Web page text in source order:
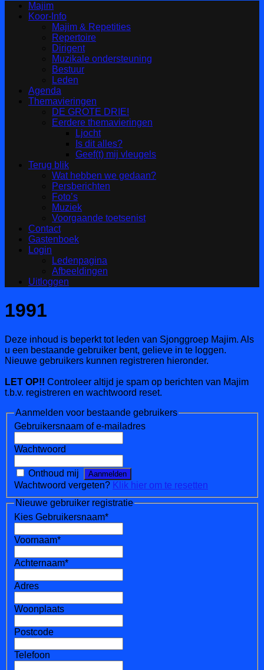
Majim
Koor-Info
Majim & Repetities
Repertoire
Dirigent
Muzikale ondersteuning
Bestuur
Leden
Agenda
Themavieringen
DE GROTE DRIE!
Eerdere themavieringen
Ljocht
Is dit alles?
Geef(t) mij vleugels
Terug blik
Wat hebben we gedaan?
Persberichten
Foto’s
Muziek
Voorgaande toetsenist
Contact
Gastenboek
Login
Ledenpagina
Afbeeldingen
Uitloggen
1991
Deze inhoud is beperkt tot leden van Sjonggroep Majim. Als
u een bestaande gebruiker bent, gelieve in te loggen.
Nieuwe gebruikers kunnen registreren hieronder.
LET OP!! Controleer altijd je spam op berichten van Majim
t.b.v. registreren en wachtwoord reset.
Aanmelden voor bestaande gebruikers
Gebruikersnaam of e-mailadres
Wachtwoord
Onthoud mij
Wachtwoord vergeten? Klik hier om te resetten
Nieuwe gebruiker registratie
Kies Gebruikersnaam*
Voornaam*
Achternaam*
Adres
Woonplaats
Postcode
Telefoon